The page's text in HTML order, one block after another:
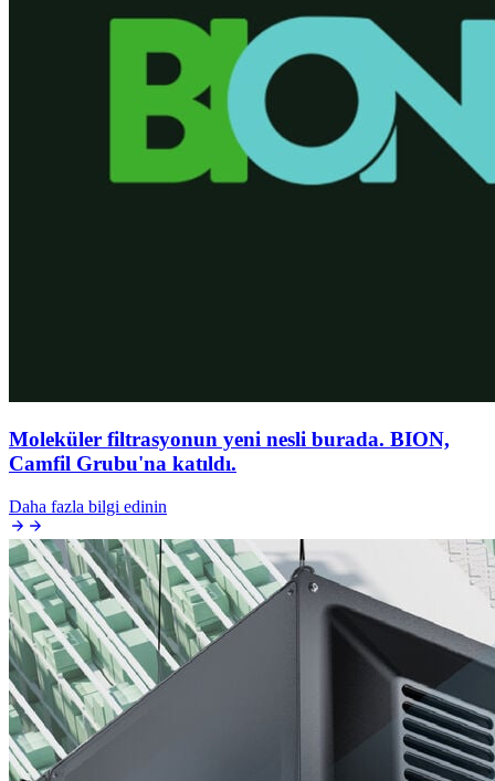
Moleküler filtrasyonun yeni nesli burada. BION,
Camfil Grubu'na katıldı.
Daha fazla bilgi edinin